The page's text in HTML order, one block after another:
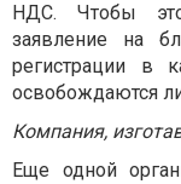
НДС. Чтобы это
заявление на
регистрации в
освобождаются
Компания,
Еще одной